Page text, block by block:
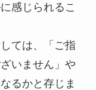
感じられるこ
ては、「ご指
いません」や
るかと存じま